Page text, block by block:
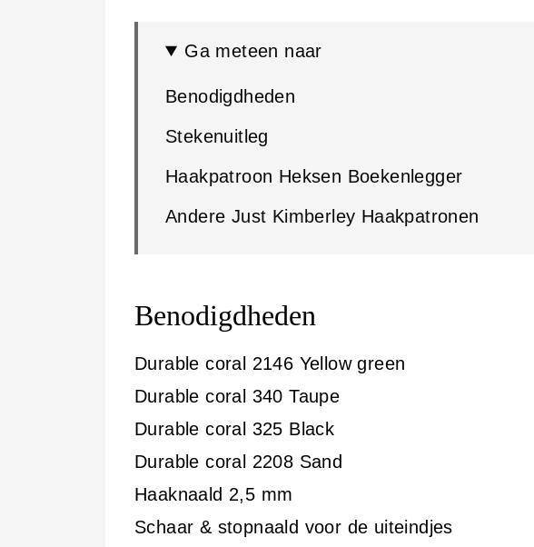
Ga meteen naar
Benodigdheden
Stekenuitleg
Haakpatroon Heksen Boekenlegger
Andere Just Kimberley Haakpatronen
Benodigdheden
Durable coral 2146 Yellow green
Durable coral 340 Taupe
Durable coral 325 Black
Durable coral 2208 Sand
Haaknaald 2,5 mm
Schaar & stopnaald voor de uiteindjes